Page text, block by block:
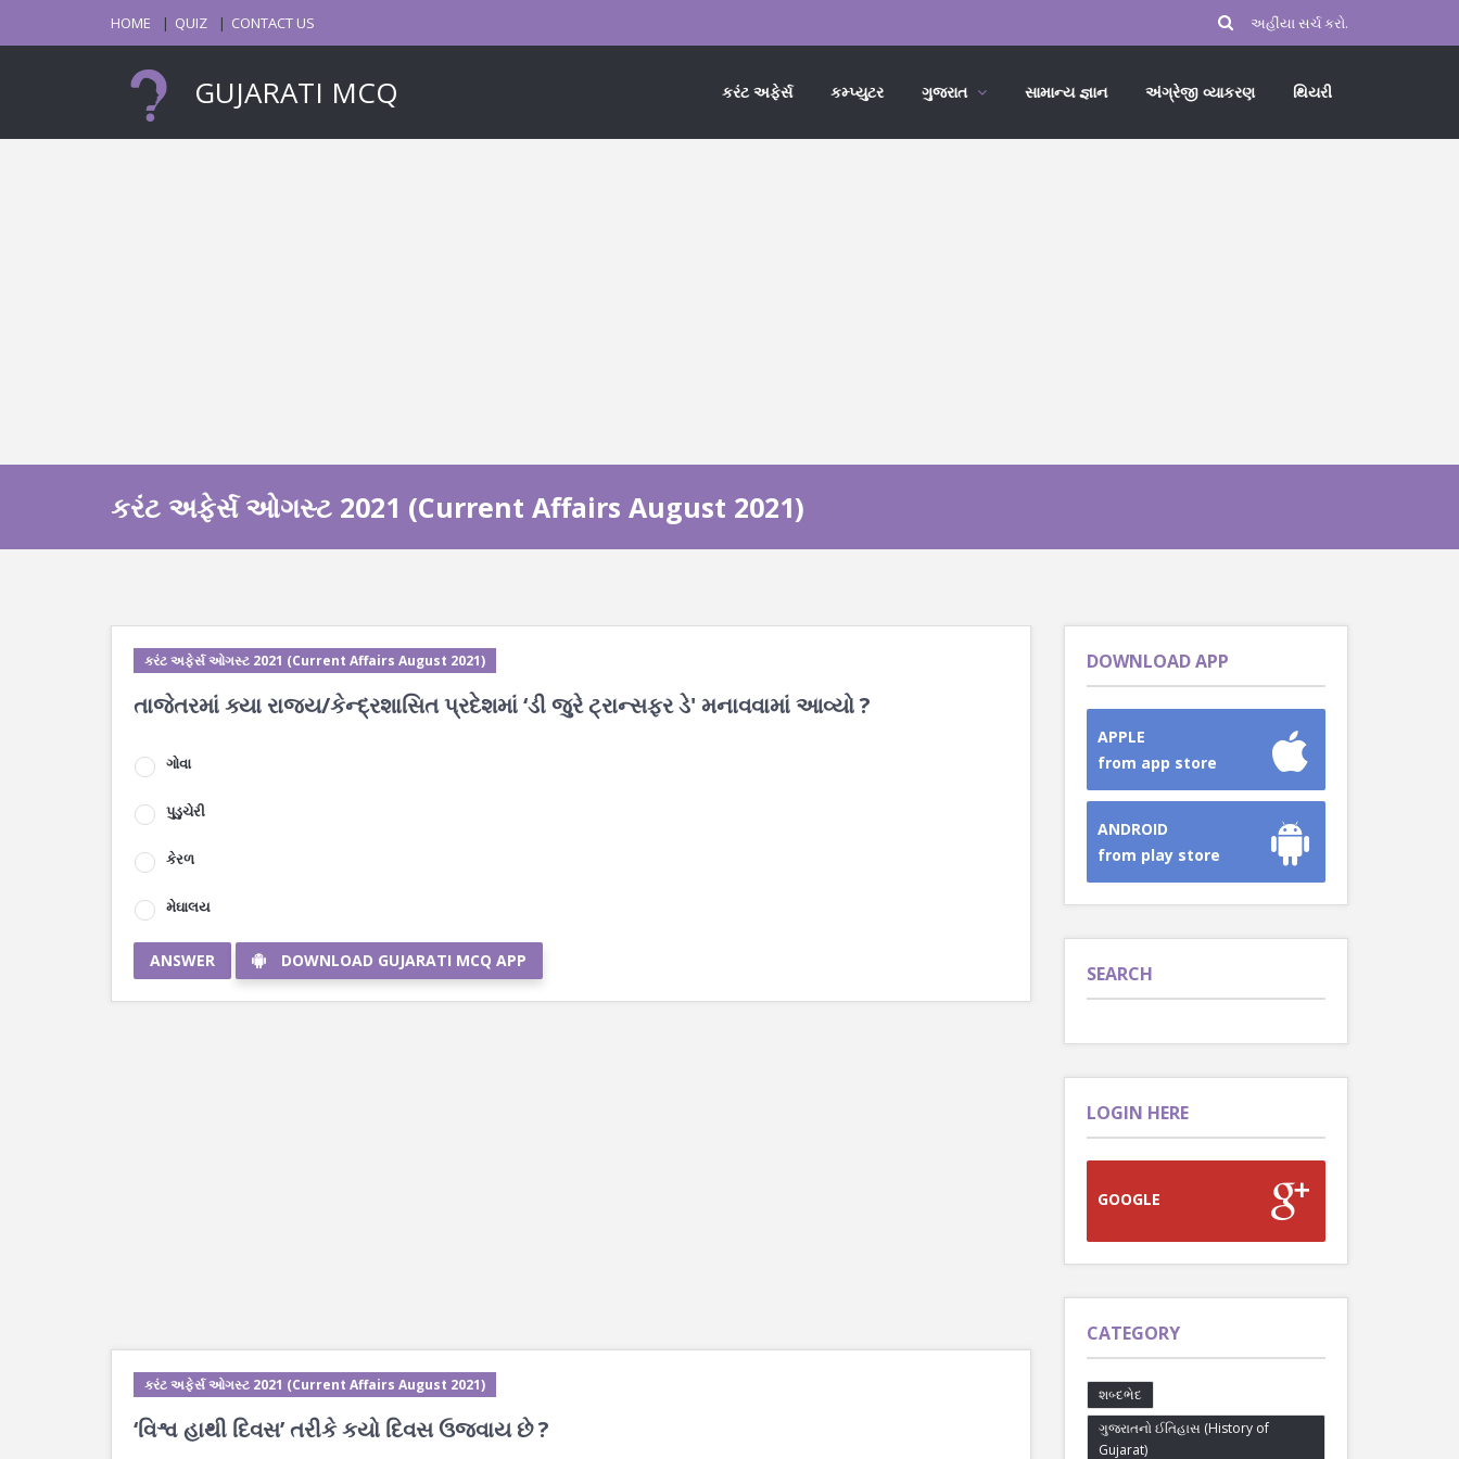
HOME QUIZ CONTACT US
GUJARATI MCQ કરંટ અફેર્સ કમ્પ્યુટર ગુજરાત સામાન્ય જ્ઞાન અંગ્રેજી વ્યાકરણ થિયરી
કરંટ અફેર્સ ઓગસ્ટ 2021 (Current Affairs August 2021)
કરંટ અફેર્સ ઓગસ્ટ 2021 (Current Affairs August 2021)
તાજેતરમાં ક્યા રાજ્ય/કેન્દ્રશાસિત પ્રદેશમાં ‘ડી જુરે ટ્રાન્સફર ડે' મનાવવામાં આવ્યો ?
ગોવા
પુડુચેરી
કેરળ
મેઘાલય
ANSWER DOWNLOAD GUJARATI MCQ APP
કરંટ અફેર્સ ઓગસ્ટ 2021 (Current Affairs August 2021)
‘વિશ્વ હાથી દિવસ’ તરીકે કયો દિવસ ઉજવાય છે ?
DOWNLOAD APP
APPLE
from app store
ANDROID
from play store
SEARCH
LOGIN HERE
GOOGLE
CATEGORY
શબ્દભેદ
ગુજરાતનો ઈતિહાસ (History of
Gujarat)